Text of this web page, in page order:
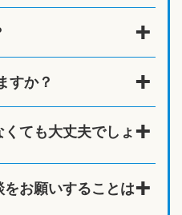
すか？
ても大丈夫でしょ
お願いすることは